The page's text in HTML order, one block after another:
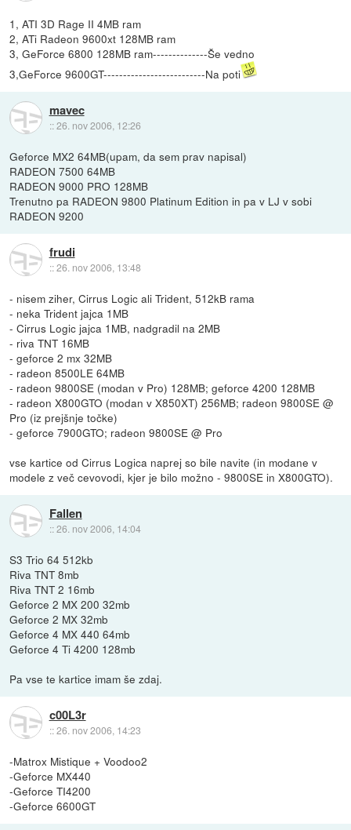
1, ATI 3D Rage II 4MB ram
2, ATi Radeon 9600xt 128MB ram
3, GeForce 6800 128MB ram--------------Še vedno
3,GeForce 9600GT--------------------------Na poti
mavec
::26. nov 2006, 12:26
Geforce MX2 64MB(upam, da sem prav napisal)
RADEON 7500 64MB
RADEON 9000 PRO 128MB
Trenutno pa RADEON 9800 Platinum Edition in pa v LJ v sobi
RADEON 9200
frudi
::26. nov 2006, 13:48
- nisem ziher, Cirrus Logic ali Trident, 512kB rama
- neka Trident jajca 1MB
- Cirrus Logic jajca 1MB, nadgradil na 2MB
- riva TNT 16MB
- geforce 2 mx 32MB
- radeon 8500LE 64MB
- radeon 9800SE (modan v Pro) 128MB; geforce 4200 128MB
- radeon X800GTO (modan v X850XT) 256MB; radeon 9800SE @
Pro (iz prejšnje točke)
- geforce 7900GTO; radeon 9800SE @ Pro
vse kartice od Cirrus Logica naprej so bile navite (in modane v
modele z več cevovodi, kjer je bilo možno - 9800SE in X800GTO).
Fallen
::26. nov 2006, 14:04
S3 Trio 64 512kb
Riva TNT 8mb
Riva TNT 2 16mb
Geforce 2 MX 200 32mb
Geforce 2 MX 32mb
Geforce 4 MX 440 64mb
Geforce 4 Ti 4200 128mb
Pa vse te kartice imam še zdaj.
c00L3r
::26. nov 2006, 14:23
-Matrox Mistique + Voodoo2
-Geforce MX440
-Geforce TI4200
-Geforce 6600GT